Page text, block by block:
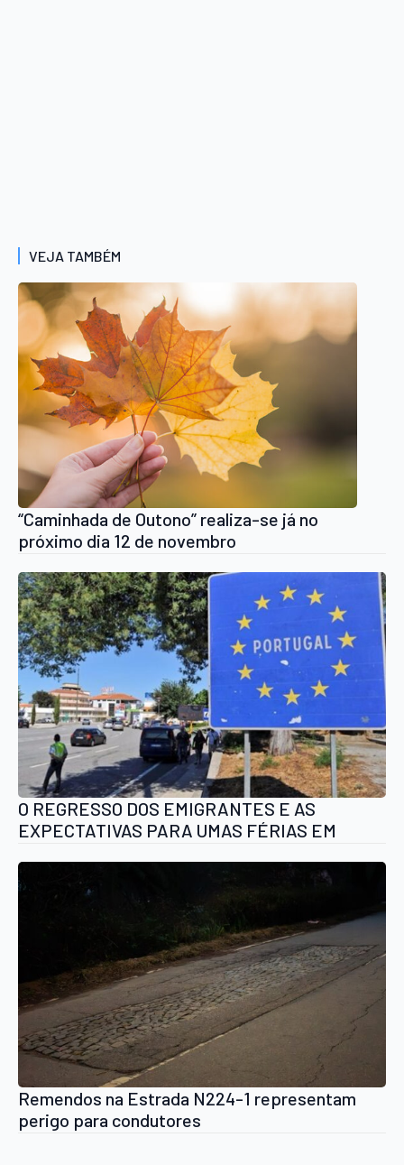
VEJA TAMBÉM
“Caminhada de Outono” realiza-se já no
próximo dia 12 de novembro
O REGRESSO DOS EMIGRANTES E AS
EXPECTATIVAS PARA UMAS FÉRIAS EM
Remendos na Estrada N224-1 representam
perigo para condutores